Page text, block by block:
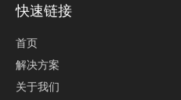
快速链接
首页
解决方案
关于我们